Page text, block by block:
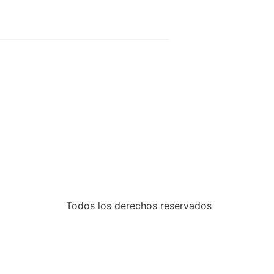
Todos los derechos reservados